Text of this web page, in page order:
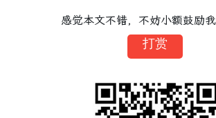
感觉本文不错，不妨小额鼓励我
打赏